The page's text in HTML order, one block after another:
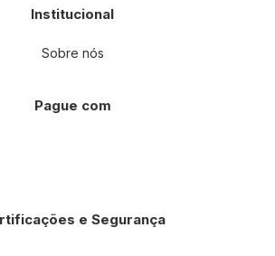
Institucional
Sobre nós
Pague com
e Segurança